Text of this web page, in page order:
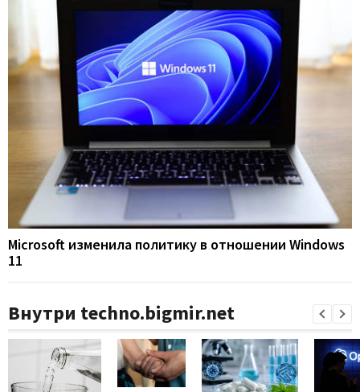
Microsoft изменила политику в отношении Windows
11
Внутри techno.bigmir.net